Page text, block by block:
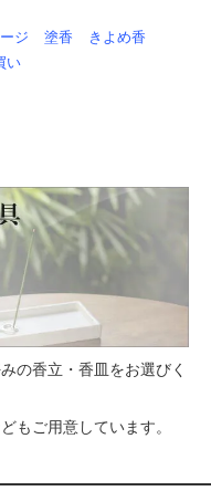
ジ 塗香
きよめ香
い
の香立・香皿をお選びく
もご用意しています。